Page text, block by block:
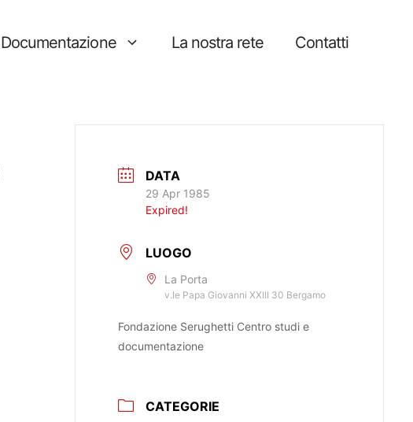
Documentazione La nostra rete Contatti
DATA
29 Apr 1985
Expired!
LUOGO
La Porta
v.le Papa Giovanni XXIII 30 Bergamo
Fondazione Serughetti Centro studi e
documentazione
CATEGORIE